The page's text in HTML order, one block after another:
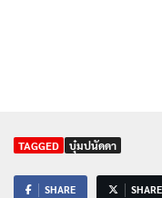
TAGGED บุ๋มปนัดดา
SHARE SHARE